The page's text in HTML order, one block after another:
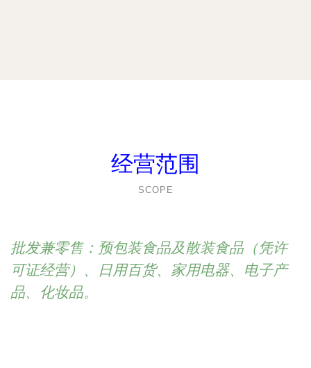
经营范围
SCOPE
批发兼零售：预包装食品及散装食品（凭许
可证经营）、日用百货、家用电器、电子产
品、化妆品。